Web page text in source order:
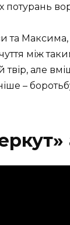
потурань
Максима,
між
але
–